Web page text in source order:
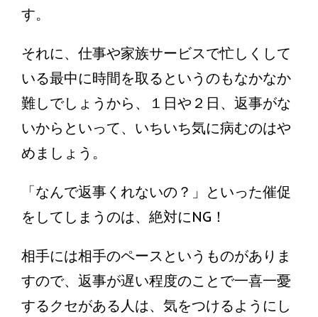
す。
それに、仕事や家族サービスで忙しくして
いる最中に時間を取るというのもなかなか
難しでしょうから、１日や２日、返事がな
いからといって、いちいち気に病むのはや
めましょう。
「なんで返事くれないの？」といった催促
をしてしまうのは、絶対にNG！
相手には相手のペースというものがありま
すので、返事が遅い程度のことで一喜一憂
するクセがある人は、気をつけるようにし